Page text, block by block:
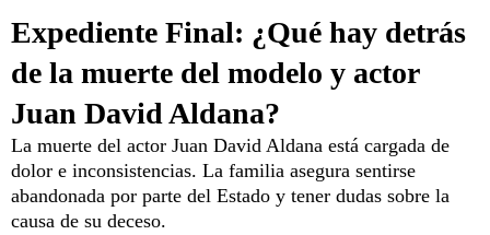
Expediente Final: ¿Qué hay detrás
de la muerte del modelo y actor
Juan David Aldana?
La muerte del actor Juan David Aldana está cargada de
dolor e inconsistencias. La familia asegura sentirse
abandonada por parte del Estado y tener dudas sobre la
causa de su deceso.